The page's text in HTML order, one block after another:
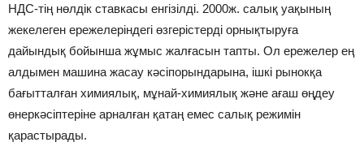
НДС-тің нөлдік ставкасы енгізілді. 2000ж. салық уақының
жекелеген ережелеріндегі өзгерістерді орнықтыруға
дайындық бойынша жұмыс жалғасын тапты. Ол ережелер ең
алдымен машина жасау кәсіпорындарына, ішкі рынокқа
бағытталған химиялық, мұнай-химиялық және ағаш өңдеу
өнеркәсіптеріне арналған қатаң емес салық режимін
қарастырады.